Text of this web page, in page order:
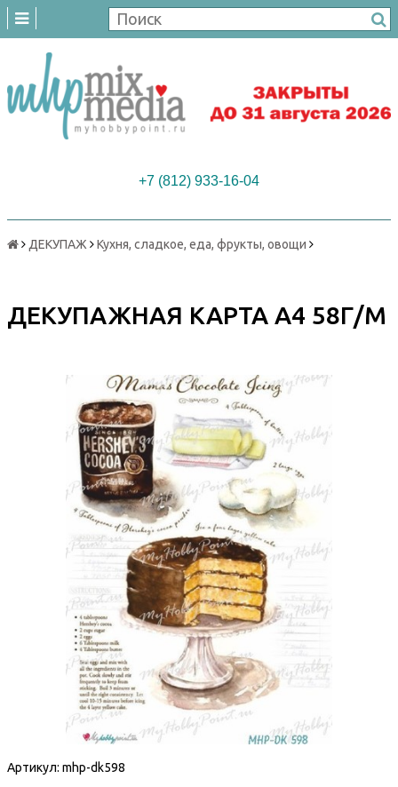
+7 (812) 933-16-04
ДЕКУПАЖ Кухня, сладкое, еда, фрукты, овощи
ДЕКУПАЖНАЯ КАРТА А4 58Г/М
Артикул: mhp-dk598